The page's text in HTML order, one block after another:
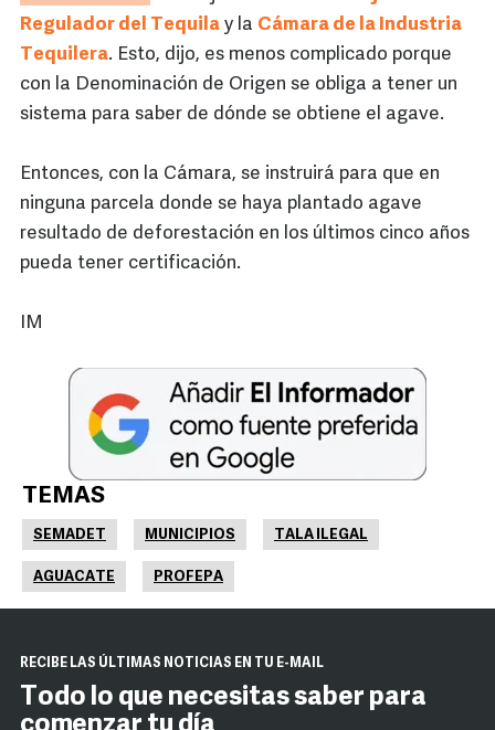
Regulador del Tequila y la Cámara de la Industria
Tequilera. Esto, dijo, es menos complicado porque
con la Denominación de Origen se obliga a tener un
sistema para saber de dónde se obtiene el agave.
Entonces, con la Cámara, se instruirá para que en
ninguna parcela donde se haya plantado agave
resultado de deforestación en los últimos cinco años
pueda tener certificación.
IM
TEMAS
SEMADET MUNICIPIOS TALA ILEGAL
AGUACATE PROFEPA
RECIBE LAS ÚLTIMAS NOTICIAS EN TU E-MAIL
Todo lo que necesitas saber para